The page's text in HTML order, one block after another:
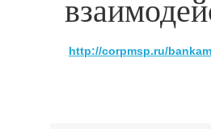
http://corpmsp.ru/